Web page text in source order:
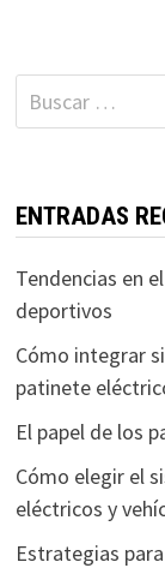
Buscar:
ENTRADAS
Tendencias en
deportivos
Cómo integrar
patinete
El papel de los
Cómo elegir el
eléctricos y
Estrategias